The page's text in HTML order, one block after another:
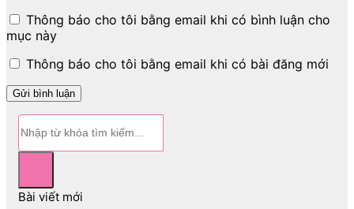
Thông báo cho tôi bằng email khi có bình luận cho
mục này
Thông báo cho tôi bằng email khi có bài đăng mới
Bài viết mới